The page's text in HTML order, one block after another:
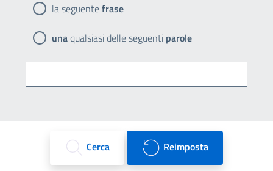
la seguentefrase
unaqualsiasi delle seguenti parole
Cerca Reimposta